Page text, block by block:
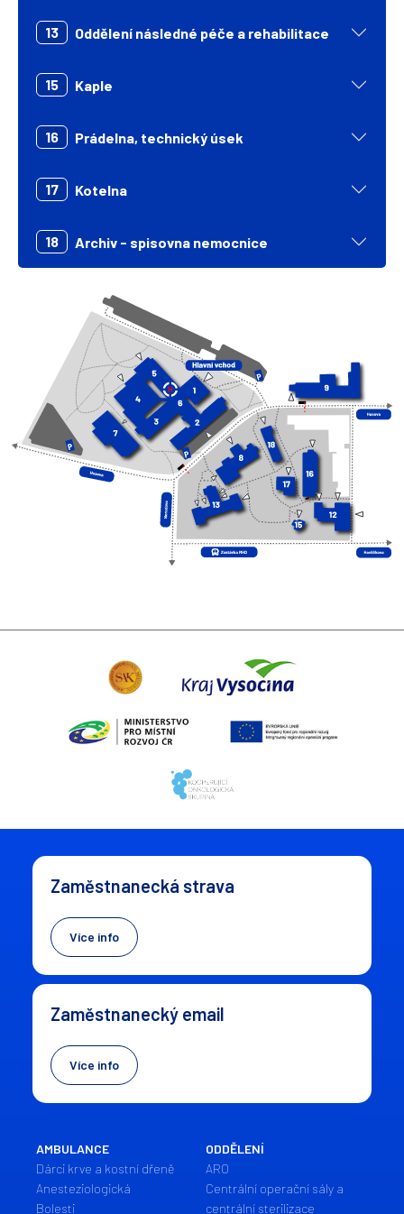
13 Oddělení následné péče a rehabilitace
15 Kaple
16 Prádelna, technický úsek
17 Kotelna
18 Archiv - spisovna nemocnice
Zaměstnanecká strava
Více info
Zaměstnanecký email
Více info
AMBULANCE
Dárci krve a kostní dřeně
Anesteziologická
Bolesti
ODDĚLENÍ
ARO
Centrální operační sály a
centrální sterilizace